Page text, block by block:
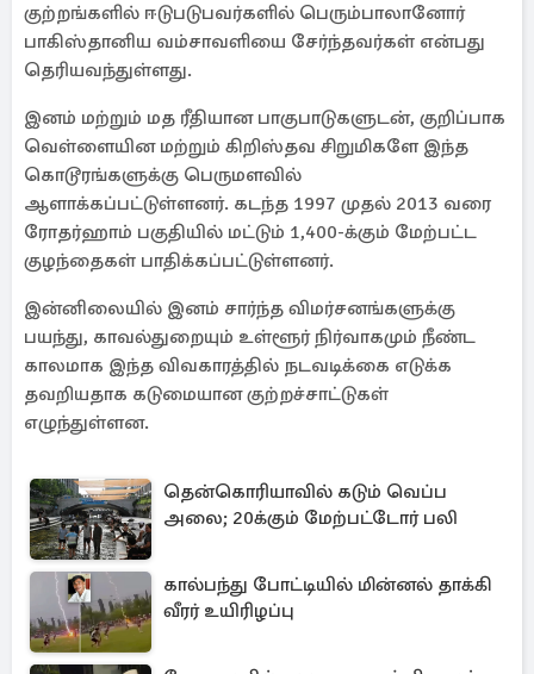
குற்றங்களில் ஈடுபடுபவர்களில் பெரும்பாலானோர்
பாகிஸ்தானிய வம்சாவளியை சேர்ந்தவர்கள் என்பது
தெரியவந்துள்ளது.
இனம் மற்றும் மத ரீதியான பாகுபாடுகளுடன், குறிப்பாக
வெள்ளையின மற்றும் கிறிஸ்தவ சிறுமிகளே இந்த
கொடூரங்களுக்கு பெருமளவில்
ஆளாக்கப்பட்டுள்ளனர். கடந்த 1997 முதல் 2013 வரை
ரோதர்ஹாம் பகுதியில் மட்டும் 1,400-க்கும் மேற்பட்ட
குழந்தைகள் பாதிக்கப்பட்டுள்ளனர்.
இன்னிலையில் இனம் சார்ந்த விமர்சனங்களுக்கு
பயந்து, காவல்துறையும் உள்ளூர் நிர்வாகமும் நீண்ட
காலமாக இந்த விவகாரத்தில் நடவடிக்கை எடுக்க
தவறியதாக கடுமையான குற்றச்சாட்டுகள்
எழுந்துள்ளன.
தென்கொரியாவில் கடும் வெப்ப
அலை; 20க்கும் மேற்பட்டோர் பலி
கால்பந்து போட்டியில் மின்னல் தாக்கி
வீரர் உயிரிழப்பு